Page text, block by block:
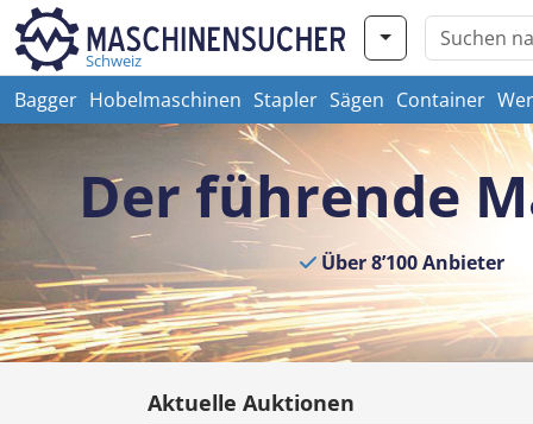
Schweiz
Bagger Hobelmaschinen Stapler Sägen Container
Der führende
Über 8’100 Anbieter
Aktuelle Auktionen